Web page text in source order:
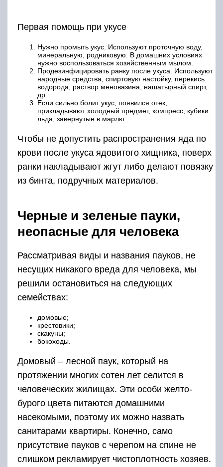
Первая помощь при укусе
Нужно промыть укус. Используют проточную воду,
минеральную, родниковую. В домашних условиях
нужно воспользоваться хозяйственным мылом.
Продезинфицировать ранку после укуса. Используют
народные средства, спиртовую настойку, перекись
водорода, раствор меновазина, нашатырный спирт,
др.
Если сильно болит укус, появился отек,
прикладывают холодный предмет, компресс, кубики
льда, завернутые в марлю.
Чтобы не допустить распространения яда по
крови после укуса ядовитого хищника, поверх
ранки накладывают жгут либо делают повязку
из бинта, подручных материалов.
Черные и зеленые пауки,
неопасные для человека
Рассматривая виды и названия пауков, не
несущих никакого вреда для человека, мы
решили остановиться на следующих
семействах:
домовые;
крестовики;
скакуны;
бокоходы.
Домовый – лесной паук, который на
протяжении многих сотен лет селится в
человеческих жилищах. Эти особи желто-
бурого цвета питаются домашними
насекомыми, поэтому их можно назвать
санитарами квартиры. Конечно, само
присутствие пауков с черепом на спине не
слишком рекламирует чистоплотность хозяев.